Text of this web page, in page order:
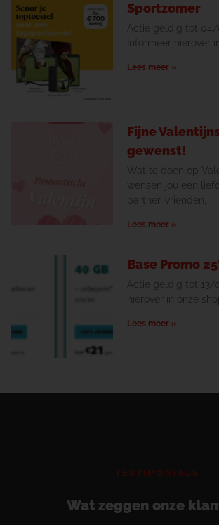
Sportzomer
Actie geldig tot 04/
Informeer hierover
Lees meer »
Fijne
gewenst!
Wat te doen op
wensen jou een
partner, vrienden,
Lees meer »
Base Promo
Actie geldig tot 13/
hierover in onze
Lees meer »
TESTIMONIALS
Wat zeggen onze